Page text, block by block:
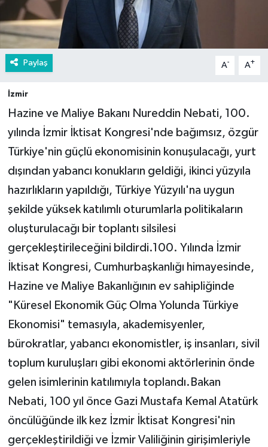
Paylaş A- A+
İzmir
Hazine ve Maliye Bakanı Nureddin Nebati, 100.
yılında İzmir İktisat Kongresi'nde bağımsız, özgür
Türkiye'nin güçlü ekonomisinin konuşulacağı, yurt
dışından yabancı konukların geldiği, ikinci yüzyıla
hazırlıkların yapıldığı, Türkiye Yüzyılı'na uygun
şekilde yüksek katılımlı oturumlarla politikaların
oluşturulacağı bir toplantı silsilesi
gerçekleştirileceğini bildirdi.100. Yılında İzmir
İktisat Kongresi, Cumhurbaşkanlığı himayesinde,
Hazine ve Maliye Bakanlığının ev sahipliğinde
"Küresel Ekonomik Güç Olma Yolunda Türkiye
Ekonomisi" temasıyla, akademisyenler,
bürokratlar, yabancı ekonomistler, iş insanları, sivil
toplum kuruluşları gibi ekonomi aktörlerinin önde
gelen isimlerinin katılımıyla toplandı.Bakan
Nebati, 100 yıl önce Gazi Mustafa Kemal Atatürk
öncülüğünde ilk kez İzmir İktisat Kongresi'nin
gerçekleştirildiği ve İzmir Valiliğinin girişimleriyle